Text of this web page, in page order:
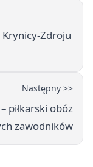
Krynicy-Zdroju
Następny >>
piłkarski obóz
zawodników